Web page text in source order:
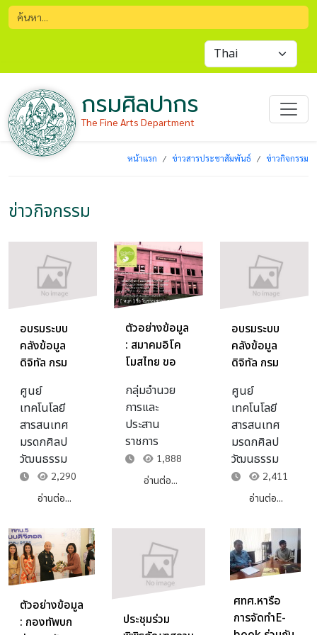
กรมศิลปากร
The Fine Arts Department
หน้าแรก ข่าวสารประชาสัมพันธ์ ข่าวกิจกรรม
ข่าวกิจกรรม
อบรมระบบ
คลังข้อมูล
ดิจิทัล กรม
กระทรวง
วัฒนธรรม (วัน
ที่ 2)
ศูนย์
เทคโนโลยี
สารสนเทศ
มรดกศิลป
วัฒนธรรม
2,290
อ่านต่อ...
ตัวอย่างข้อมูล
: สมาคมอิโค
โมสไทย ขอ
เสวนาทาง
วิชาการ หัวข้อ
"(หยุด) รื้อ
โบราณสถาน
ศาลฎีกา (....)
กลุ่มอำนวย
การและ
ประสาน
ราชการ
1,888
อ่านต่อ...
อบรมระบบ
คลังข้อมูล
ดิจิทัล กรม
กระทรวง
วัฒนธรรม
ศูนย์
เทคโนโลยี
สารสนเทศ
มรดกศิลป
วัฒนธรรม
2,411
อ่านต่อ...
ตัวอย่างข้อมูล
: กองทัพบก
ประชุมร่วม
ศทศ.หารือ
การจัดทำE-